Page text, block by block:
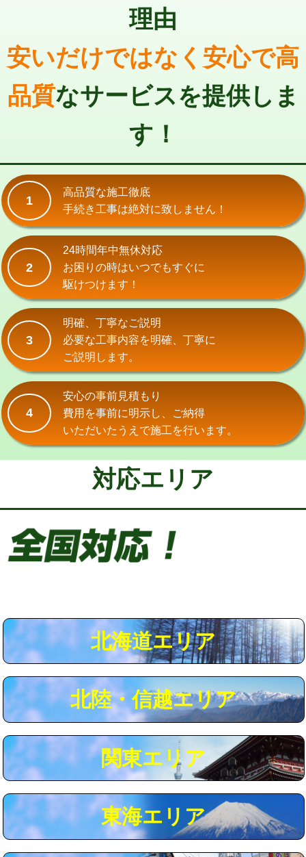
止水・漏水調査・防水処理・清掃・修
その他部品の脱着 8,800円～
交換・取付（タンク） 22,000円+材料費
交換・取付(単水栓（壁付・デッキ
式・ワンホール）)
交換・取付(排水栓・排水トラップ
（P/S/ポップアップ））
22,000円+材料費
交換・取付（その他部品）
持込商品取付（単水栓）
持込商品取付（混合水栓） 16,500円
持込商品取付（浄水器・分岐水栓） 16,500円
給水管工事※（ホール加工)
給水管工事※（バンド止め)
給水管工事※（支持金具設置) 5,500円
給水管工事※（保温材使用（バンド止
め込み）)
5,500円
給水管工事※（土の掘削・埋め戻し作
11,000円
給水管工事※（塩ビ管（VP・HI）使
用/3ｍまで)
給水管工事※（ライニング鋼管・銅
管・ポリ管・HT管使用/3ｍまで)
44,000円
給水管工事※（ライニング鋼管・銅
+8,800円
マス交換（土の掘削・埋め戻し作業） 11,000円~
マス交換（深さ50㎝以上） 66,000円
コンクリート斫り（厚さ10㎝まで） 27,500円
コンクリート斫り（厚さ10㎝超え） 38,500円
モルタル補修（厚さ10㎝まで） 27,500円
理由
安いだけではなく安心で高
品質なサービスを提供しま
す！
1
高品質な施工徹底
手続き工事は絶対に致しません！
2
24時間年中無休対応
お困りの時はいつでもすぐに
駆けつけます！
3
明確、丁寧なご説明
必要な工事内容を明確、丁寧に
ご説明します。
4
安心の事前見積もり
費用を事前に明示し、ご納得
いただいたうえで施工を行います。
対応エリア
北海道エリア
北陸・信越エリア
関東エリア
東海エリア